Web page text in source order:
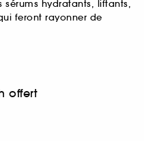
hydratants, liftants,
feront rayonner de
offert